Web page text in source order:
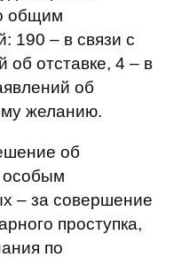
общим
190 – в связи с
об отставке, 4 – в
об
желанию.
об
особым
– за совершение
проступка,
по